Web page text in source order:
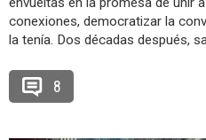
conexiones, democratizar la
la tenía. Dos décadas después,
8